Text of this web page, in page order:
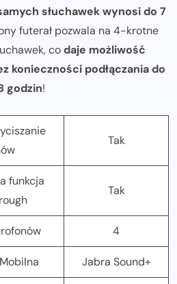
słuchawek wynosi do 7
futerał pozwala na 4-krotne
codaje możliwość
konieczności podłączania do
godzin!
Tak
funkcja
Tak
4
Jabra Sound+